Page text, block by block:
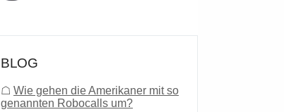
BLOG
☖ Wie gehen die Amerikaner mit so
genannten Robocalls um?